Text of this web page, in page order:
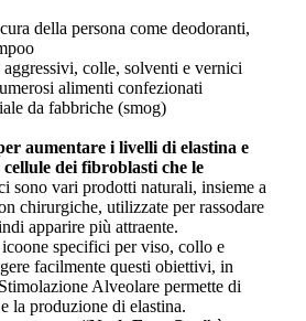
della persona come deodoranti,
colle, solventi e vernici
alimenti confezionati
da fabbriche (smog)
aumentare i livelli di elastina e
dei fibroblasti che le
sono vari prodotti naturali, insieme a
chirurgiche, utilizzate per rassodare
apparire più attraente.
specifici per viso, collo e
facilmente questi obiettivi, in
Alveolare permette di
la produzione di elastina.